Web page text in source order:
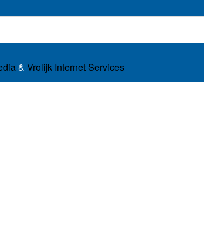
& Vrolijk Internet Services